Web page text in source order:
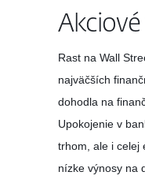
Rast na Wall
najväčších
dohodla na
Upokojenie v
trhom, ale i celej
nízke výnosy na